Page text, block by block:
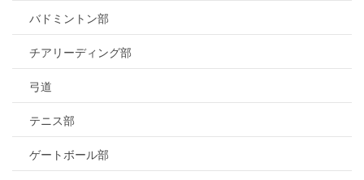
バドミントン部
チアリーディング部
弓道
テニス部
ゲートボール部